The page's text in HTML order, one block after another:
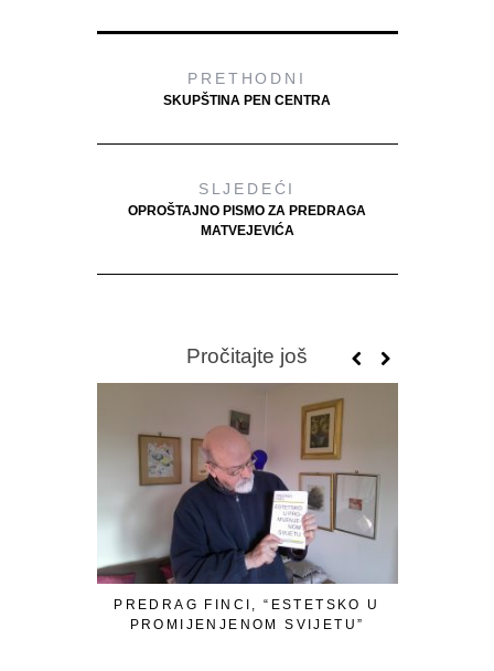
PRETHODNI
SKUPŠTINA PEN CENTRA
SLJEDEĆI
OPROŠTAJNO PISMO ZA PREDRAGA
MATVEJEVIĆA
Pročitajte još
PREDRAG FINCI, “ESTETSKO U
PROMIJENJENOM SVIJETU”